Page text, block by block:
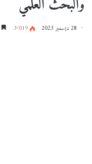
والبحث العلمي
28 ديسمبر 2023 3٬019